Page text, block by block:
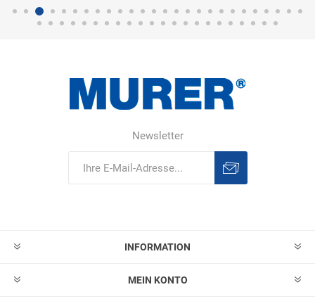
Newsletter
INFORMATION
MEIN KONTO